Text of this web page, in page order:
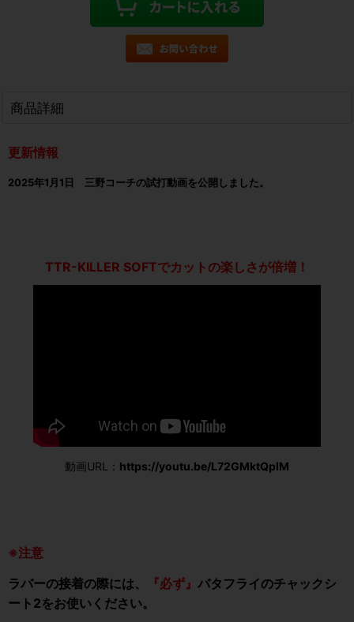
商品詳細
更新情報
2025年1月1日 三野コーチの試打動画を公開しました。
TTR-KILLER SOFTでカットの楽しさが倍増！
動画URL： https://youtu.be/L72GMktQplM
※注意
ラバーの接着の際には、
『必ず』 バタフライのチャックシ
ート2をお使いください。